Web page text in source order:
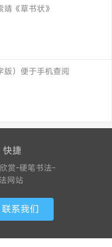
《草书状》
版）便于手机查阅
快捷
赏-硬笔书法-
网站
联系我们